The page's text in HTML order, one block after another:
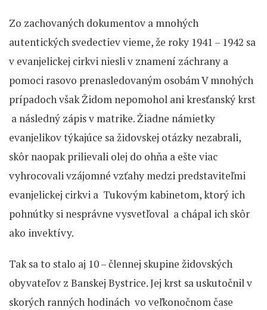
Zo zachovaných dokumentov a mnohých
autentických svedectiev vieme, že roky 1941 – 1942 sa
v evanjelickej cirkvi niesli v znamení záchrany a
pomoci rasovo prenasledovaným osobám V mnohých
prípadoch však Židom nepomohol ani kresťanský krst
a následný zápis v matrike. Žiadne námietky
evanjelikov týkajúce sa židovskej otázky nezabrali,
skôr naopak prilievali olej do ohňa a ešte viac
vyhrocovali vzájomné vzťahy medzi predstaviteľmi
evanjelickej cirkvi a Tukovým kabinetom, ktorý ich
pohnútky si nesprávne vysvetľoval a chápal ich skôr
ako invektívy.
Tak sa to stalo aj 10 – člennej skupine židovských
obyvateľov z Banskej Bystrice. Jej krst sa uskutočnil v
skorých ranných hodinách vo veľkonočnom čase